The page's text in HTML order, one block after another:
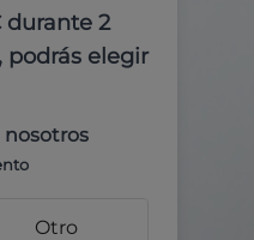
durante 2
podrás elegir
nosotros
Otro